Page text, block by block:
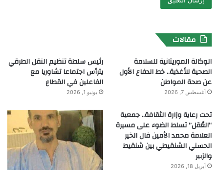
مقالات
الوكالة الموريتانية للسلامة
الصحية للأغذية.. خط الدفاع الأول
عن صحة المواطن
أغسطس 7, 2026
رئيس سلطة تنظيم النقل الطرقي
يترأس اجتماعا تشاوريا مع
الفاعلين في القطاع
يونيو 1, 2026
تحت رعاية وزارة الثقافة.. جمعية
“العُقل” تسلط الضوء على مسيرة
العلامة محمد الأمين فال الخير
الحسني الشنقيطي بين شنقيط
والزبير
أبريل 18, 2026